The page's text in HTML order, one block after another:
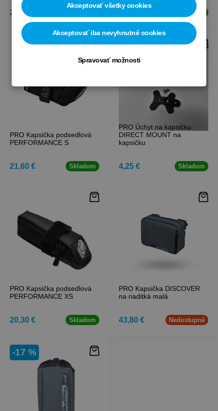
Akceptovať všetky cookies
Akceptovať iba nevyhnutné cookies
Spravovať možnosti
26,70 € Skladom
PRO Kapsička podsedlová
PERFORMANCE S
21,60 € Skladom
PRO Úchyt na kapsičku
DIRECT MOUNT na
kapsičku
4,25 € Skladom
PRO Kapsička podsedlová
PERFORMANCE XS
20,30 € Skladom
PRO Kapsička DISCOVER
na riaditká malá
43,80 € Nedostupné
-17 %